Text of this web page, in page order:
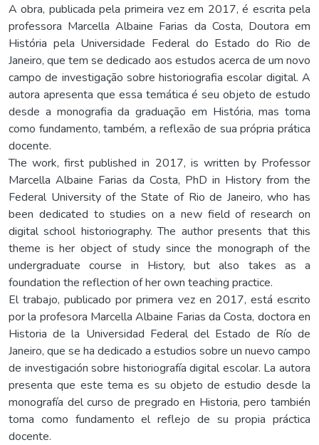
A obra, publicada pela primeira vez em 2017, é escrita pela
professora Marcella Albaine Farias da Costa, Doutora em
História pela Universidade Federal do Estado do Rio de
Janeiro, que tem se dedicado aos estudos acerca de um novo
campo de investigação sobre historiografia escolar digital. A
autora apresenta que essa temática é seu objeto de estudo
desde a monografia da graduação em História, mas toma
como fundamento, também, a reflexão de sua própria prática
docente.
The work, first published in 2017, is written by Professor
Marcella Albaine Farias da Costa, PhD in History from the
Federal University of the State of Rio de Janeiro, who has
been dedicated to studies on a new field of research on
digital school historiography. The author presents that this
theme is her object of study since the monograph of the
undergraduate course in History, but also takes as a
foundation the reflection of her own teaching practice.
El trabajo, publicado por primera vez en 2017, está escrito
por la profesora Marcella Albaine Farias da Costa, doctora en
Historia de la Universidad Federal del Estado de Río de
Janeiro, que se ha dedicado a estudios sobre un nuevo campo
de investigación sobre historiografía digital escolar. La autora
presenta que este tema es su objeto de estudio desde la
monografía del curso de pregrado en Historia, pero también
toma como fundamento el reflejo de su propia práctica
docente.